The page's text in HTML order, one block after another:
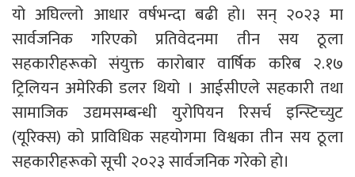
यो अघिल्लो आधार वर्षभन्दा बढी हो। सन् २०२३ मा
सार्वजनिक गरिएको प्रतिवेदनमा तीन सय ठूला
सहकारीहरूको संयुक्त कारोबार वार्षिक करिब २.१७
ट्रिलियन अमेरिकी डलर थियो । आईसीएले सहकारी तथा
सामाजिक उद्यमसम्बन्धी युरोपियन रिसर्च इन्स्टिच्युट
(यूरिक्स) को प्राविधिक सहयोगमा विश्वका तीन सय ठूला
सहकारीहरूको सूची २०२३ सार्वजनिक गरेको हो।